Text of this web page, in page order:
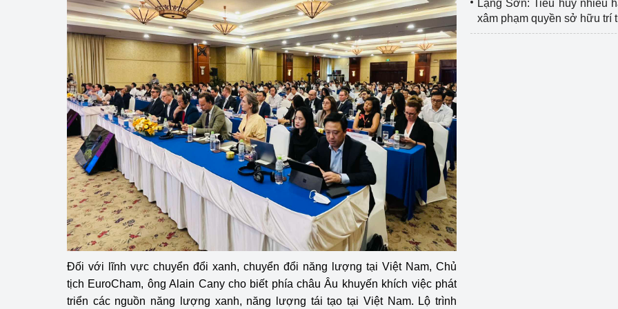
Đối với lĩnh vực chuyển đổi xanh, chuyển đổi năng lượng tại Việt Nam, Chủ
tịch EuroCham, ông Alain Cany cho biết phía châu Âu khuyến khích việc phát
triển các nguồn năng lượng xanh, năng lượng tái tạo tại Việt Nam. Lộ trình
Lạng Sơn: Tiêu hủy nhiều
xâm phạm quyền sở hữu trí